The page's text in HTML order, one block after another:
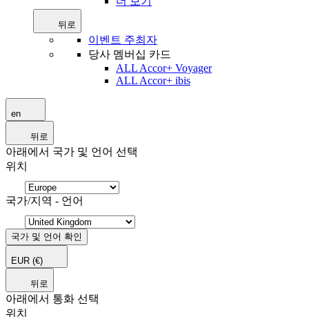
뒤로
이벤트 주최자
당사 멤버십 카드
ALL Accor+ Voyager
ALL Accor+ ibis
en
뒤로
아래에서 국가 및 언어 선택
위치
국가/지역 - 언어
국가 및 언어 확인
EUR (€)
뒤로
아래에서 통화 선택
위치